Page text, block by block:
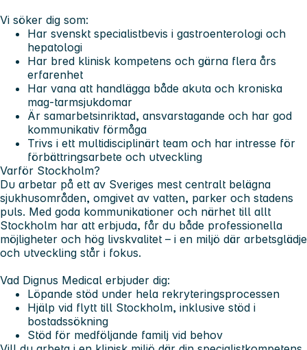
Vi söker dig som:
Har svenskt specialistbevis i gastroenterologi och
hepatologi
Har bred klinisk kompetens och gärna flera års
erfarenhet
Har vana att handlägga både akuta och kroniska
mag-tarmsjukdomar
Är samarbetsinriktad, ansvarstagande och har god
kommunikativ förmåga
Trivs i ett multidisciplinärt team och har intresse för
förbättringsarbete och utveckling
Varför Stockholm?
Du arbetar på ett av Sveriges mest centralt belägna
sjukhusområden, omgivet av vatten, parker och stadens
puls. Med goda kommunikationer och närhet till allt
Stockholm har att erbjuda, får du både professionella
möjligheter och hög livskvalitet – i en miljö där arbetsglädje
och utveckling står i fokus.
Vad Dignus Medical erbjuder dig:
Löpande stöd under hela rekryteringsprocessen
Hjälp vid flytt till Stockholm, inklusive stöd i
bostadssökning
Stöd för medföljande familj vid behov